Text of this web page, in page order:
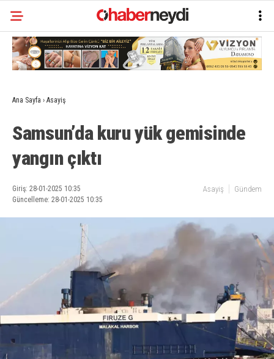
Ana Sayfa › Asayiş
Samsun’da kuru yük gemisinde
yangın çıktı
Giriş: 28-01-2025 10:35
Güncelleme: 28-01-2025 10:35
Asayiş Gündem